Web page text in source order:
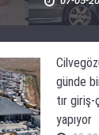
günde
tır giriş-
yapıyor